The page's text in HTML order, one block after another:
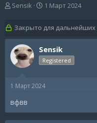
А
о
р
т
м
Sensik
Д
а
н
а
ч
а
а
1 Март 2024
Закрыто для дальнейших
Sensik
Registered
1 Март 2024
вфвв